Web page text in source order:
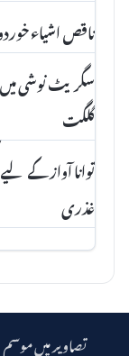
ناقص اشیاء
سگریٹ نوشی
گلگت
توانا آواز کے
غذری
تصاویر میں موسم